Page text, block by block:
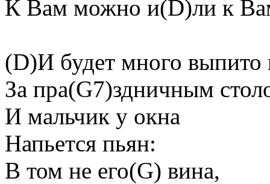
К Вам можно и(D)ли к
(D)И будет много
За пpа(G7)здничным
И мальчик у окна
Напьется пьян:
В том не его(G) вина,